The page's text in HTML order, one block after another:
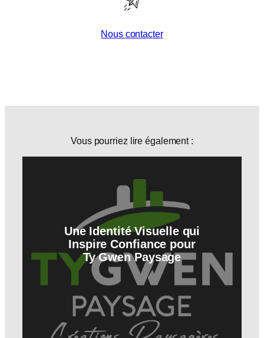
Nous contacter
Vous pourriez lire également :
Une Identité Visuelle qui
Inspire Confiance pour
Ty Gwen Paysage